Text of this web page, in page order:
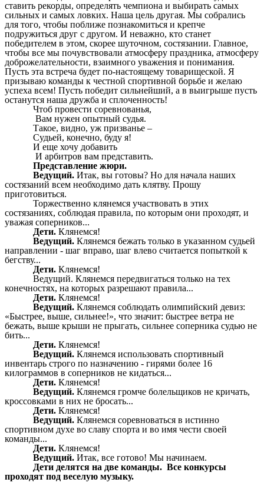
ставить рекорды, определять чемпиона и выбирать самых
сильных и самых ловких. Наша цель другая. Мы собрались
для того, чтобы поближе познакомиться и крепче
подружиться друг с другом. И неважно, кто станет
победителем в этом, скорее шуточном, состязании. Главное,
чтобы все мы почувствовали атмосферу праздника, атмосферу
доброжелательности, взаимного уважения и понимания.
Пусть эта встреча будет по-настоящему товарищеской. Я
призываю команды к честной спортивной борьбе и желаю
успеха всем! Пусть победит сильнейший, а в выигрыше пусть
останутся наша дружба и сплоченность!
Чтоб провести соревнованья,
Вам нужен опытный судья.
Такое, видно, уж призванье –
Судьей, конечно, буду я!
И еще хочу добавить
И арбитров вам представить.
Представление жюри.
Ведущий. Итак, вы готовы? Но для начала наших
состязаний всем необходимо дать клятву. Прошу
приготовиться.
Торжественно клянемся участвовать в этих
состязаниях, соблюдая правила, по которым они проходят, и
уважая соперников...
Дети. Клянемся!
Ведущий. Клянемся бежать только в указанном судьей
направлении - шаг вправо, шаг влево считается попыткой к
бегству...
Дети. Клянемся!
Ведущий. Клянемся передвигаться только на тех
конечностях, на которых разрешают правила...
Дети. Клянемся!
Ведущий. Клянемся соблюдать олимпийский девиз:
«Быстрее, выше, сильнее!», что значит: быстрее ветра не
бежать, выше крыши не прыгать, сильнее соперника судью не
бить...
Дети. Клянемся!
Ведущий. Клянемся использовать спортивный
инвентарь строго по назначению - гирями более 16
килограммов в соперников не кидаться...
Дети. Клянемся!
Ведущий. Клянемся громче болельщиков не кричать,
кроссовками в них не бросать...
Дети. Клянемся!
Ведущий. Клянемся соревноваться в истинно
спортивном духе во славу спорта и во имя чести своей
команды...
Дети. Клянемся!
Ведущий. Итак, все готово! Мы начинаем.
Дети делятся на две команды. Все конкурсы
проходят под веселую музыку.